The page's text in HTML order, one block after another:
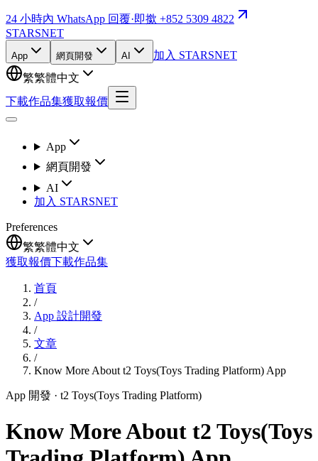
24 小時內 WhatsApp 回覆·即撳 +852 5309 4822
STARSNET
App 網頁開發 AI
加入 STARSNET
繁繁體中文
下載作品集獲取報價
App
網頁開發
AI
加入 STARSNET
Preferences
繁繁體中文
獲取報價下載作品集
首頁
/
App 設計開發
/
文章
/
Know More About t2 Toys(Toys Trading Platform) App
App 開發 · t2 Toys(Toys Trading Platform)
Know More About t2 Toys(Toys